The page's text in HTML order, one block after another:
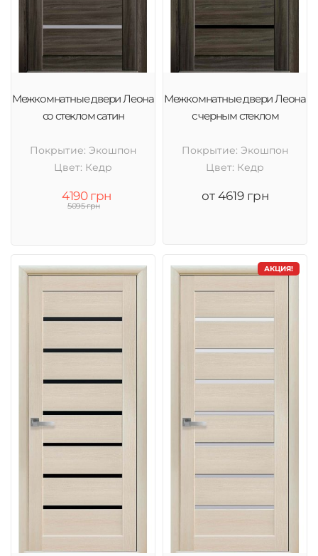
Межкомнатные двери Леона
со стеклом сатин
Покрытие: Экошпон
Цвет: Кедр
4190 грн
5095 грн
Межкомнатные двери Леона
с черным стеклом
Покрытие: Экошпон
Цвет: Кедр
от 4619 грн
АКЦИЯ!